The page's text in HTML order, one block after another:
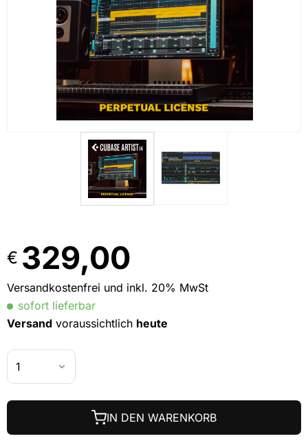
€ 329,00
Versandkostenfrei und inkl. 20% MwSt
sofort lieferbar
Versand voraussichtlich heute
IN DEN WARENKORB